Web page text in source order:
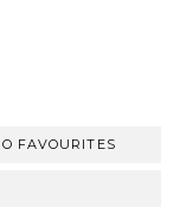
FAVOURITES